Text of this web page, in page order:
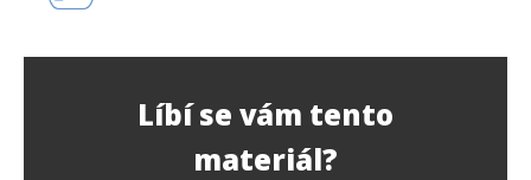
Líbí se vám tento
materiál?